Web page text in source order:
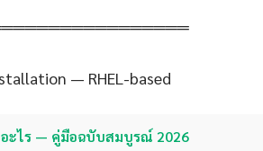
— RHEL-based
อะไร — คู่มือฉบับสมบูรณ์ 2026